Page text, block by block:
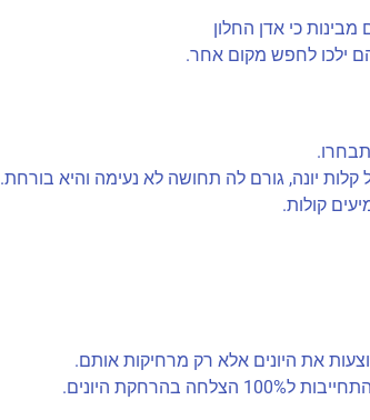
כי אדן החלון
ילכו לחפש מקום אחר.
יונה, גורם לה תחושה לא נעימה והיא בורחת.
קולות.
את היונים אלא רק מרחיקות אותם.
היונים.